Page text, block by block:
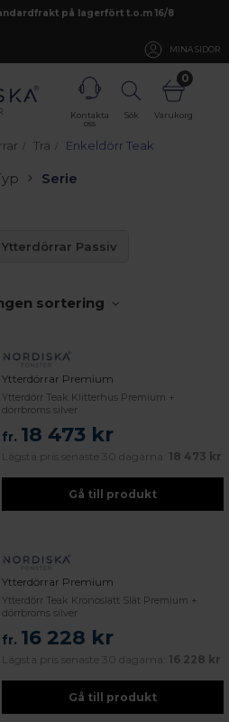
på lagerfört t.o.m 16/8
MINA SIDOR
Kontakta
oss
Sök
0
Varukorg
Trä Enkeldörr Teak
Serie
Ytterdörrar Passiv
sortering
Ytterdörrar Premium
Ytterdörr Teak Klitterhus Premium +
dörrbroms silver
fr. 18 473 kr
Lägsta pris senaste 30 dagarna: 18 473 kr
Gå till produkt
Ytterdörrar Premium
Ytterdörr Teak Kronoslätt Slät Premium +
dörrbroms silver
fr. 16 228 kr
Lägsta pris senaste 30 dagarna: 16 228 kr
Gå till produkt